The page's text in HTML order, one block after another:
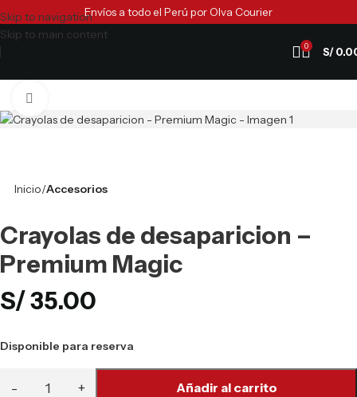
Skip to navigation
Skip to main content
Envíos a todo el Perú por Olva Courier
0 S/
Inicio Accesorios
Crayolas de desaparicion –
Premium Magic
S/35.00
Disponible para reserva
Añadir al carrito